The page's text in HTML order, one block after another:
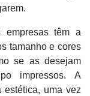
empresas têm a
tamanho e cores
se as desejam
impressos. A
estética, uma vez